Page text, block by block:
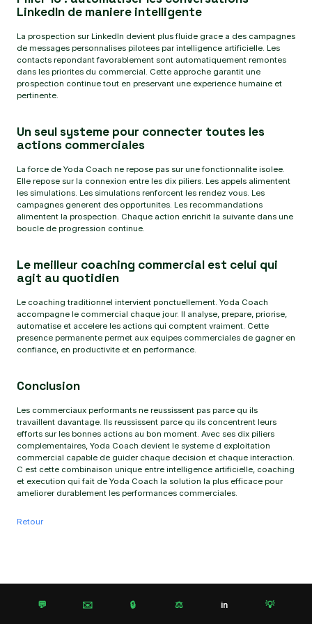
LinkedIn de maniere intelligente
La prospection sur LinkedIn devient plus fluide grace a des campagnes
de messages personnalises pilotees par intelligence artificielle. Les
contacts repondant favorablement sont automatiquement remontes
dans les priorites du commercial. Cette approche garantit une
prospection continue tout en preservant une experience humaine et
pertinente.
Un seul systeme pour connecter toutes les
actions commerciales
La force de Yoda Coach ne repose pas sur une fonctionnalite isolee.
Elle repose sur la connexion entre les dix piliers. Les appels alimentent
les simulations. Les simulations renforcent les rendez vous. Les
campagnes generent des opportunites. Les recommandations
alimentent la prospection. Chaque action enrichit la suivante dans une
boucle de progression continue.
Le meilleur coaching commercial est celui qui
agit au quotidien
Le coaching traditionnel intervient ponctuellement. Yoda Coach
accompagne le commercial chaque jour. Il analyse, prepare, priorise,
automatise et accelere les actions qui comptent vraiment. Cette
presence permanente permet aux equipes commerciales de gagner en
confiance, en productivite et en performance.
Conclusion
Les commerciaux performants ne reussissent pas parce qu ils
travaillent davantage. Ils reussissent parce qu ils concentrent leurs
efforts sur les bonnes actions au bon moment. Avec ses dix piliers
complementaires, Yoda Coach devient le systeme d exploitation
commercial capable de guider chaque decision et chaque interaction.
C est cette combinaison unique entre intelligence artificielle, coaching
et execution qui fait de Yoda Coach la solution la plus efficace pour
ameliorer durablement les performances commerciales.
Retour
💬 ✉️ 🔒 ⚖️ in 💡